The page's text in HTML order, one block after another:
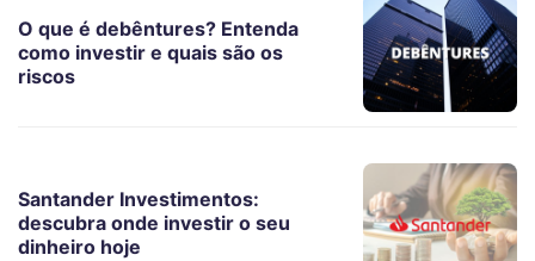
O que é debêntures? Entenda
como investir e quais são os
riscos
Santander Investimentos:
descubra onde investir o seu
dinheiro hoje